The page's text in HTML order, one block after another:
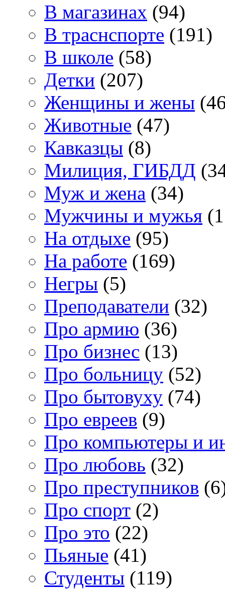
В магазинах (94)
В траснспорте (191)
В школе (58)
Детки (207)
Женщины и жены
Животные (47)
Кавказцы (8)
Милиция, ГИБДД
Муж и жена (34)
Мужчины и мужья
На отдыхе (95)
На работе (169)
Негры (5)
Преподаватели (32)
Про армию (36)
Про бизнес (13)
Про больницу (52)
Про бытовуху (74)
Про евреев (9)
Про компьютеры и
Про любовь (32)
Про преступников
Про спорт (2)
Про это (22)
Пьяные (41)
Студенты (119)